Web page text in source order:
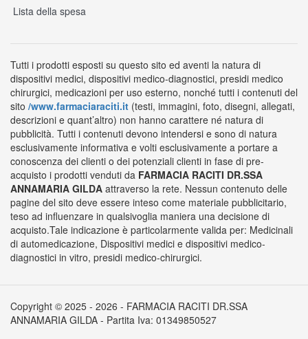
Lista della spesa
Tutti i prodotti esposti su questo sito ed aventi la natura di
dispositivi medici, dispositivi medico-diagnostici, presidi medico
chirurgici, medicazioni per uso esterno, nonché tutti i contenuti del
sito /www.farmaciaraciti.it (testi, immagini, foto, disegni, allegati,
descrizioni e quant’altro) non hanno carattere né natura di
pubblicità. Tutti i contenuti devono intendersi e sono di natura
esclusivamente informativa e volti esclusivamente a portare a
conoscenza dei clienti o dei potenziali clienti in fase di pre-
acquisto i prodotti venduti da FARMACIA RACITI DR.SSA
ANNAMARIA GILDA attraverso la rete. Nessun contenuto delle
pagine del sito deve essere inteso come materiale pubblicitario,
teso ad influenzare in qualsivoglia maniera una decisione di
acquisto.Tale indicazione è particolarmente valida per: Medicinali
di automedicazione, Dispositivi medici e dispositivi medico-
diagnostici in vitro, presidi medico-chirurgici.
Copyright © 2025 - 2026 - FARMACIA RACITI DR.SSA
ANNAMARIA GILDA - Partita Iva: 01349850527